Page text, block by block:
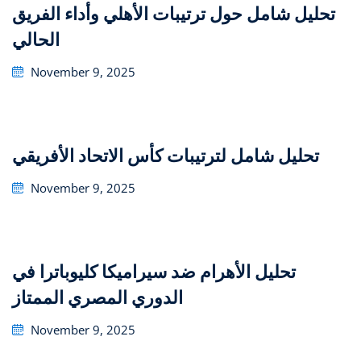
تحليل شامل حول ترتيبات الأهلي وأداء الفريق
الحالي
Posted
November 9, 2025
تحليل شامل لترتيبات كأس الاتحاد الأفريقي
Posted
November 9, 2025
تحليل الأهرام ضد سيراميكا كليوباترا في
الدوري المصري الممتاز
Posted
November 9, 2025